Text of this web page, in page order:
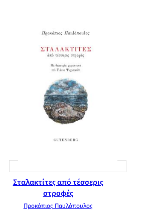
Σταλακτίτες από τέσσερις
στροφές
Προκόπιος Παυλόπουλος